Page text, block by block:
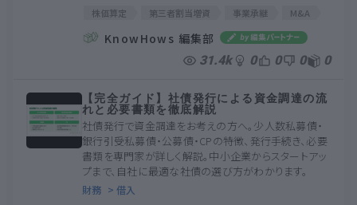
株価算定 第三者割当増資 事業承継
M&A
資金調達
税理士 選び方
KnowHows 編集部
31.4k 0 0 0 0
【完全ガイド】社債発行による資金調達の流
れと必要書類を徹底解説
社債発行で資金調達をお考えの方へ。少人数私募債・
銀行引受私募債・公募債・CPの特徴、発行手続き、必要
書類を専門家が詳しく解説。中小企業からスタートアッ
プまで、自社に最適な社債の選び方がわかります。
財務 > 借入